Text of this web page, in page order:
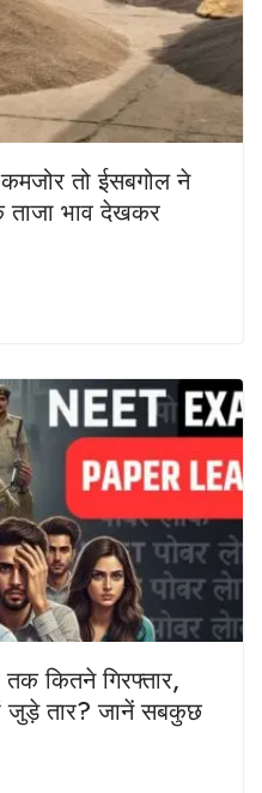
कमजोर तो ईसबगोल ने
ताजा भाव देखकर
कितने गिरफ्तार,
जुड़े तार? जानें सबकुछ